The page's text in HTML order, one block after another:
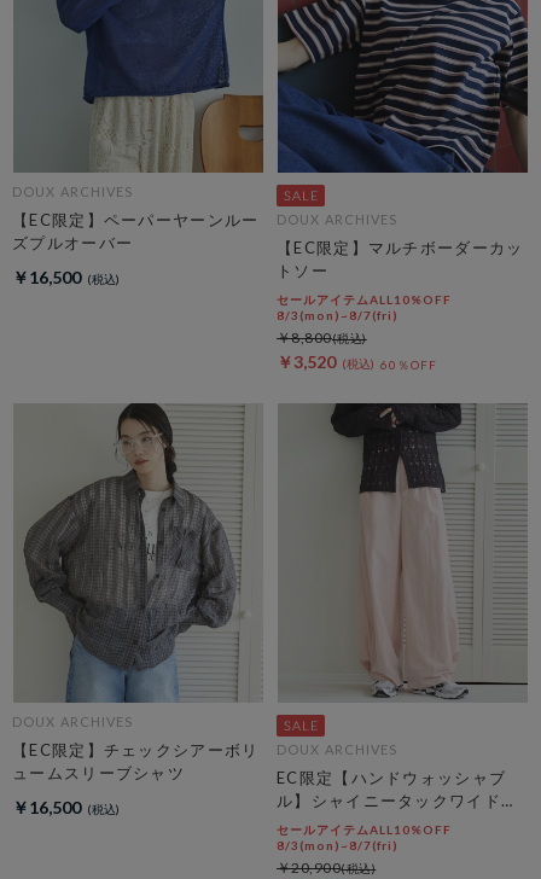
DOUX ARCHIVES
【EC限定】ペーパーヤーンルー
ズプルオーバー
￥16,500
DOUX ARCHIVES
【EC限定】マルチボーダーカッ
トソー
セールアイテムALL10%OFF
8/3(mon)~8/7(fri)
￥3,520 60％OFF
￥8,800
DOUX ARCHIVES
【EC限定】チェックシアーボリ
ュームスリーブシャツ
￥16,500
DOUX ARCHIVES
EC限定【ハンドウォッシャブ
ル】シャイニータックワイドパ
ンツ
セールアイテムALL10%OFF
8/3(mon)~8/7(fri)
￥20,900